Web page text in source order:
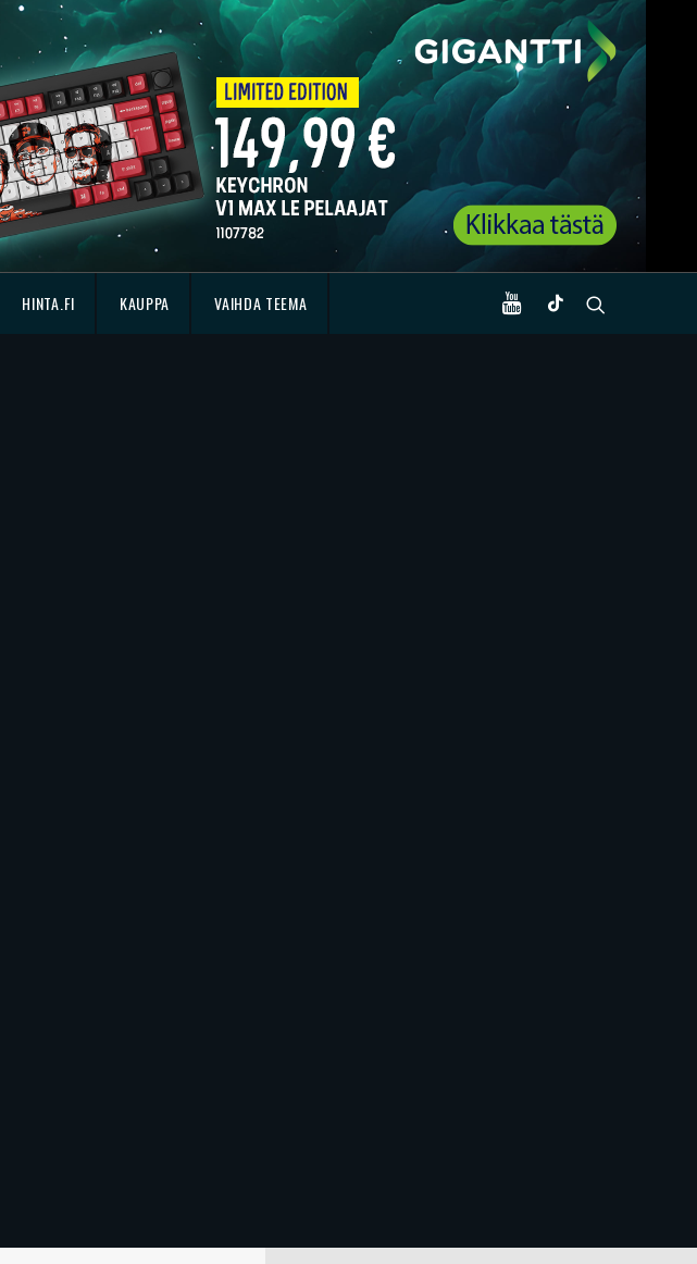
HINTA.FI KAUPPA VAIHDA TEEMA